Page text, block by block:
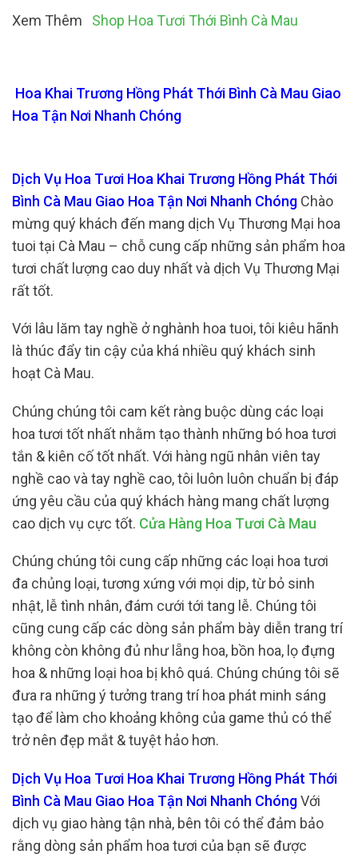
Xem Thêm Shop Hoa Tươi Thới Bình Cà Mau
Hoa Khai Trương Hồng Phát Thới Bình Cà Mau Giao
Hoa Tận Nơi Nhanh Chóng
Dịch Vụ Hoa Tươi Hoa Khai Trương Hồng Phát Thới
Bình Cà Mau Giao Hoa Tận Nơi Nhanh Chóng Chào
mừng quý khách đến mang dịch Vụ Thương Mại hoa
tuoi tại Cà Mau – chỗ cung cấp những sản phẩm hoa
tươi chất lượng cao duy nhất và dịch Vụ Thương Mại
rất tốt.
Với lâu lăm tay nghề ở nghành hoa tuoi, tôi kiêu hãnh
là thúc đẩy tin cậy của khá nhiều quý khách sinh
hoạt Cà Mau.
Chúng chúng tôi cam kết ràng buộc dùng các loại
hoa tươi tốt nhất nhằm tạo thành những bó hoa tươi
tắn & kiên cố tốt nhất. Với hàng ngũ nhân viên tay
nghề cao và tay nghề cao, tôi luôn luôn chuẩn bị đáp
ứng yêu cầu của quý khách hàng mang chất lượng
cao dịch vụ cực tốt. Cửa Hàng Hoa Tươi Cà Mau
Chúng chúng tôi cung cấp những các loại hoa tươi
đa chủng loại, tương xứng với mọi dịp, từ bỏ sinh
nhật, lễ tình nhân, đám cưới tới tang lễ. Chúng tôi
cũng cung cấp các dòng sản phẩm bày diễn trang trí
không còn không đủ như lẵng hoa, bồn hoa, lọ đựng
hoa & những loại hoa bị khô quá. Chúng chúng tôi sẽ
đưa ra những ý tưởng trang trí hoa phát minh sáng
tạo để làm cho khoảng không của game thủ có thể
trở nên đẹp mắt & tuyệt hảo hơn.
Dịch Vụ Hoa Tươi Hoa Khai Trương Hồng Phát Thới
Bình Cà Mau Giao Hoa Tận Nơi Nhanh ChóngVới
dịch vụ giao hàng tận nhà, bên tôi có thể đảm bảo
rằng dòng sản phẩm hoa tươi của bạn sẽ được